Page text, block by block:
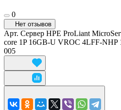
0
Нет отзывов
Арт. Сервер HPE ProLiant
core 1P 16GB-U VROC 4LFF-NHP
005